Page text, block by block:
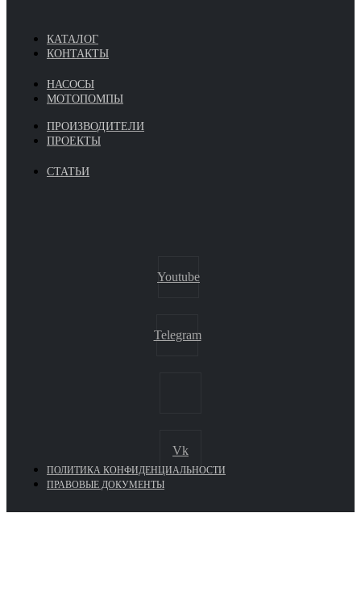
КАТАЛОГ
КОНТАКТЫ
НАСОСЫ
МОТОПОМПЫ
ПРОИЗВОДИТЕЛИ
ПРОЕКТЫ
СТАТЬИ
Youtube
Telegram
Vk
ПОЛИТИКА КОНФИДЕНЦИАЛЬНОСТИ
ПРАВОВЫЕ ДОКУМЕНТЫ